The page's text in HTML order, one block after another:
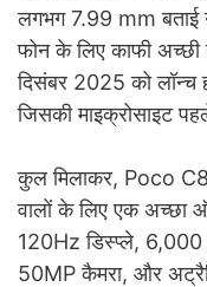
लगभग 7.99 mm बताई
फोन के लिए काफी अच्छी
दिसंबर 2025 को लॉन्च
जिसकी माइक्रोसाइट
कुल मिलाकर, Poco
वालों के लिए एक अच्छा
120Hz डिस्प्ले, 6,000
50MP कैमरा, और